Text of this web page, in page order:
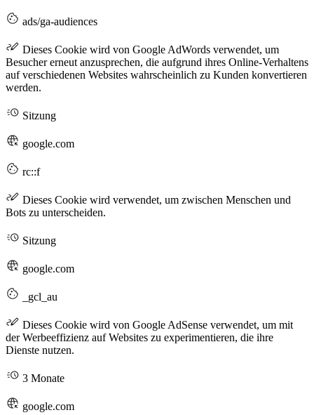
ads/ga-audiences
Dieses Cookie wird von Google AdWords verwendet, um
Besucher erneut anzusprechen, die aufgrund ihres Online-Verhaltens
auf verschiedenen Websites wahrscheinlich zu Kunden konvertieren
werden.
Sitzung
google.com
rc::f
Dieses Cookie wird verwendet, um zwischen Menschen und
Bots zu unterscheiden.
Sitzung
google.com
_gcl_au
Dieses Cookie wird von Google AdSense verwendet, um mit
der Werbeeffizienz auf Websites zu experimentieren, die ihre
Dienste nutzen.
3 Monate
google.com